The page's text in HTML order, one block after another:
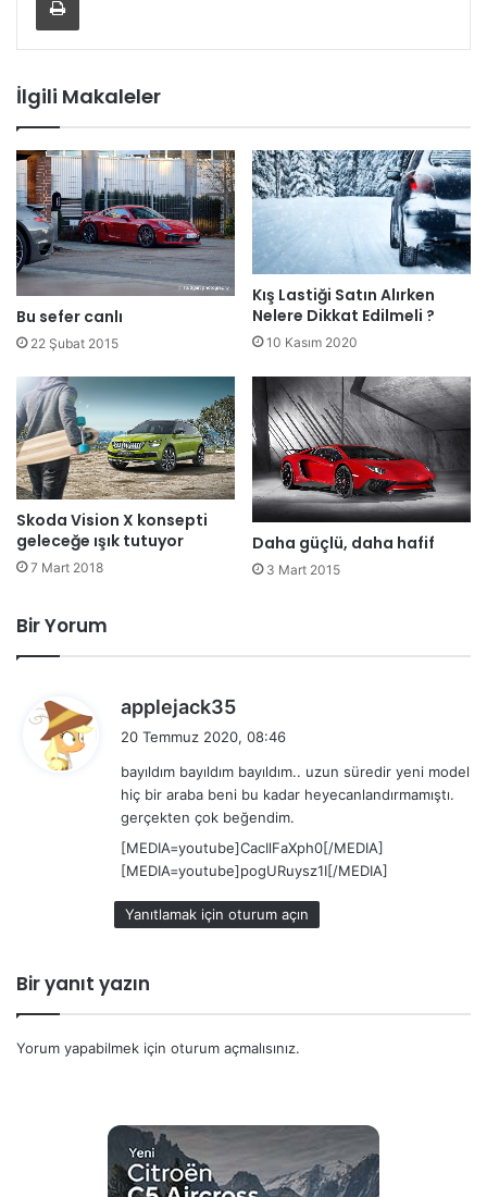
İlgili Makaleler
Bu sefer canlı
22 Şubat 2015
Kış Lastiği Satın Alırken
Nelere Dikkat Edilmeli ?
10 Kasım 2020
Skoda Vision X konsepti
geleceğe ışık tutuyor
7 Mart 2018
Daha güçlü, daha hafif
3 Mart 2015
Bir Yorum
applejack35
k
i
:
20 Temmuz 2020, 08:46
bayıldım bayıldım bayıldım.. uzun süredir yeni model
hiç bir araba beni bu kadar heyecanlandırmamıştı.
gerçekten çok beğendim.
[MEDIA=youtube]CacIlFaXph0[/MEDIA]
[MEDIA=youtube]pogURuysz1I[/MEDIA]
Yanıtlamak için oturum açın
Bir yanıt yazın
Yorum yapabilmek için oturum açmalısınız.